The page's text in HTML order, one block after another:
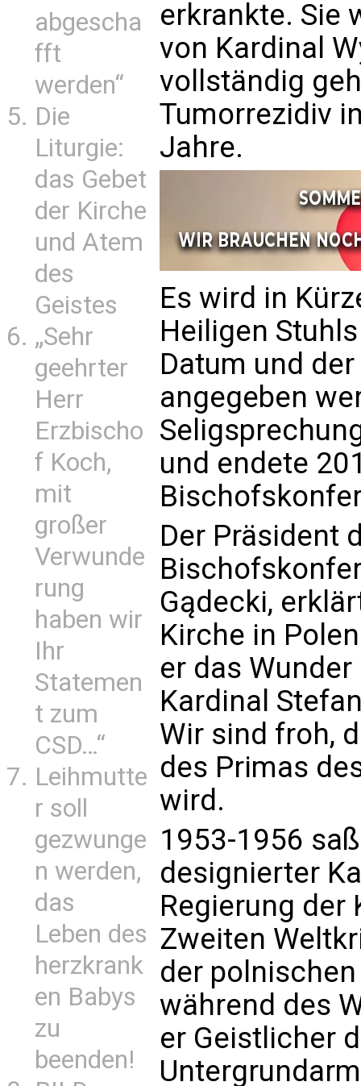
abgescha
fft
werden“
Die
Liturgie:
das Gebet
der Kirche
und Atem
des
Geistes
„Sehr
geehrter
Herr
Erzbischo
f Koch,
mit
großer
Verwunde
rung
haben wir
Ihr
Statemen
t zum
CSD…“
Leihmutte
r soll
gezwunge
n werden,
das
Leben des
herzkrank
en Babys
zu
beenden!
erkrankte. Sie
von Kardinal
vollständig
Tumorrezidiv
Jahre.
Es wird in
Heiligen
Datum und
angegeben
und endete
Der Präsident
Gądecki,
Kirche in
er das
Kardinal
Wir sind froh,
des Primas
wird.
1953-1956
designierter
Regierung der
Zweiten
der
während des
er Geistlicher